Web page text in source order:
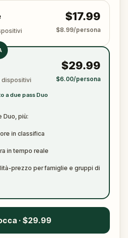
$17.99
$8.99/persona
dispositivi
a due pass Duo
$29.99
$6.00/persona
Duo, più:
in classifica
in tempo reale
prezzo per famiglie e gruppi di
· $29.99